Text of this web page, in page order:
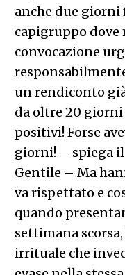
anche due giorni
capigruppo
convocazione
un rendiconto
da oltre 20
positivi! Forse
giorni! – spiega
Gentile – Ma
va rispettato e
quando
settimana
irrituale che